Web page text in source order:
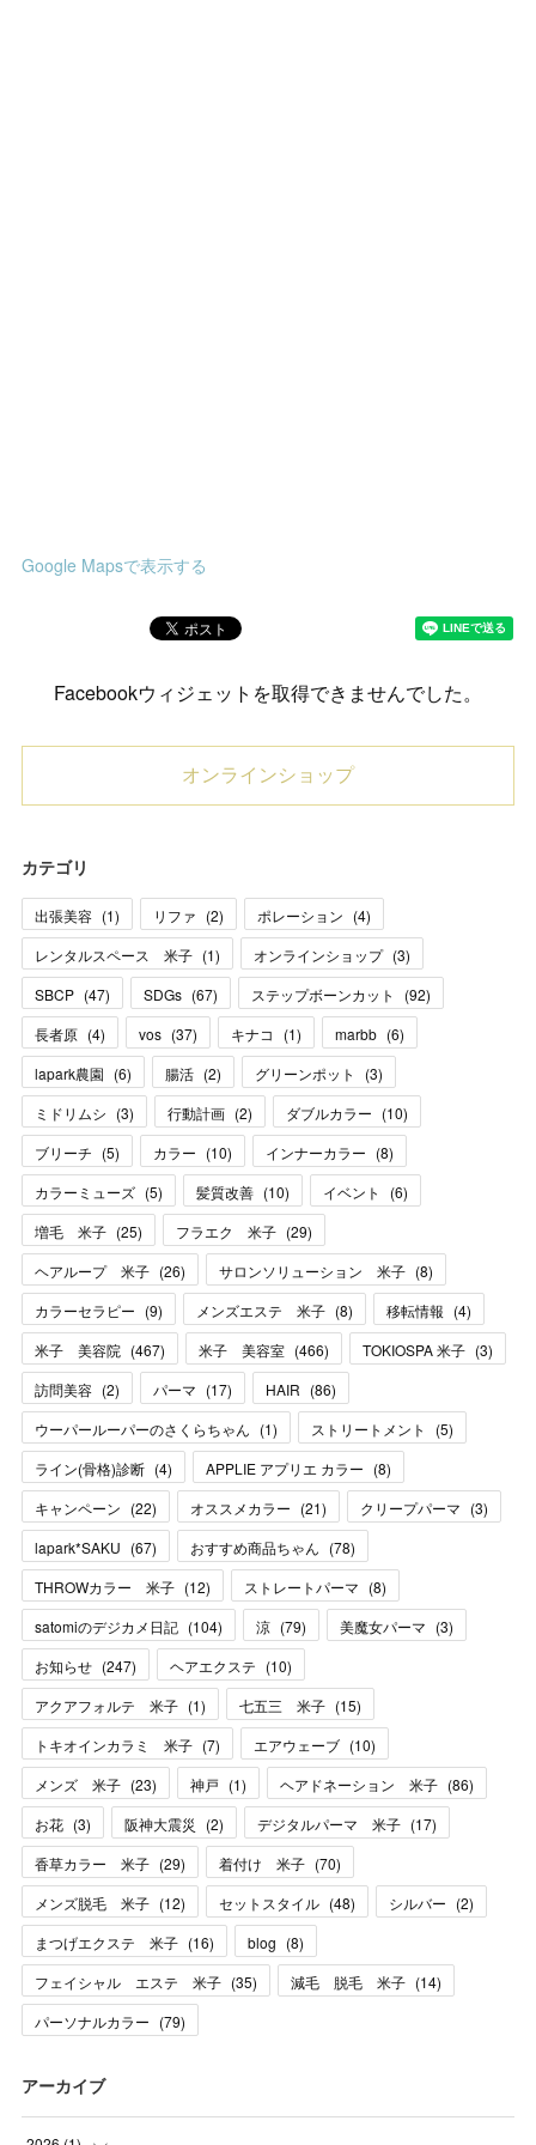
Google Mapsで表示する
Facebookウィジェットを取得できませんでした。
オンラインショップ
カテゴリ
出張美容 (1) リファ (2) ポレーション (4)
レンタルスペース 米子 (1) オンラインショップ (3)
SBCP (47) SDGs (67) ステップボーンカット (92)
長者原 (4) vos (37) キナコ (1) marbb (6)
lapark農園 (6) 腸活 (2) グリーンポット (3)
ミドリムシ (3) 行動計画 (2) ダブルカラー (10)
ブリーチ (5) カラー (10) インナーカラー (8)
カラーミューズ (5) 髪質改善 (10) イベント (6)
増毛 米子 (25) フラエク 米子 (29)
ヘアループ 米子 (26) サロンソリューション 米子 (8)
カラーセラピー (9) メンズエステ 米子 (8) 移転情報 (4)
米子 美容院 (467) 米子 美容室 (466) TOKIOSPA 米子 (3)
訪問美容 (2) パーマ (17) HAIR (86)
ウーパールーパーのさくらちゃん (1) ストリートメント (5)
ライン(骨格)診断 (4) APPLIE アプリエ カラー (8)
キャンペーン (22) オススメカラー (21) クリープパーマ (3)
lapark*SAKU (67) おすすめ商品ちゃん (78)
THROWカラー 米子 (12) ストレートパーマ (8)
satomiのデジカメ日記 (104) 涼 (79) 美魔女パーマ (3)
お知らせ (247) ヘアエクステ (10)
アクアフォルテ 米子 (1) 七五三 米子 (15)
トキオインカラミ 米子 (7) エアウェーブ (10)
メンズ 米子 (23) 神戸 (1) ヘアドネーション 米子 (86)
お花 (3) 阪神大震災 (2) デジタルパーマ 米子 (17)
香草カラー 米子 (29) 着付け 米子 (70)
メンズ脱毛 米子 (12) セットスタイル (48) シルバー (2)
まつげエクステ 米子 (16) blog (8)
フェイシャル エステ 米子 (35) 減毛 脱毛 米子 (14)
パーソナルカラー (79)
アーカイブ